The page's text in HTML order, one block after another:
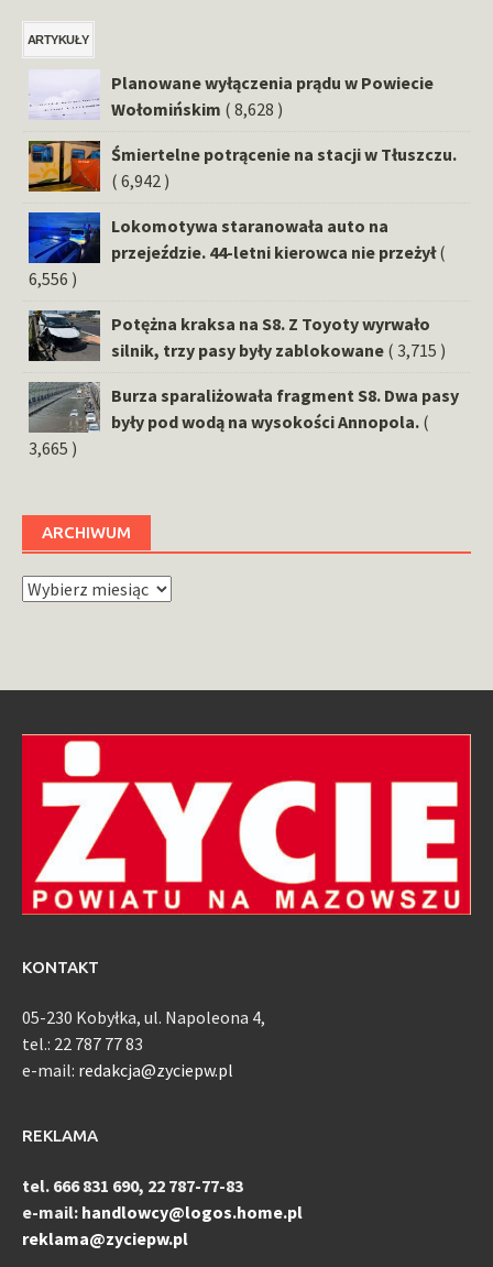
ARTYKUŁY
Planowane wyłączenia prądu w Powiecie
Wołomińskim ( 8,628 )
Śmiertelne potrącenie na stacji w Tłuszczu.
( 6,942 )
Lokomotywa staranowała auto na
przejeździe. 44-letni kierowca nie przeżył (
6,556 )
Potężna kraksa na S8. Z Toyoty wyrwało
silnik, trzy pasy były zablokowane ( 3,715 )
Burza sparaliżowała fragment S8. Dwa pasy
były pod wodą na wysokości Annopola. (
3,665 )
ARCHIWUM
Archiwum
KONTAKT
05-230 Kobyłka, ul. Napoleona 4,
tel.: 22 787 77 83
e-mail: redakcja@zyciepw.pl
REKLAMA
tel. 666 831 690, 22 787-77-83
e-mail: handlowcy@logos.home.pl
reklama@zyciepw.pl